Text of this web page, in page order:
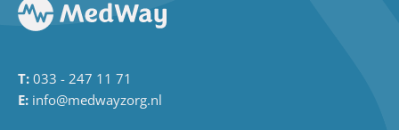
T: 033 - 247 11 71
E: info@medwayzorg.nl